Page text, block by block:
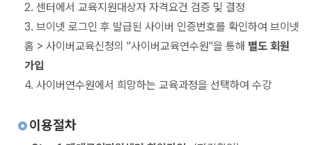
2. 센터에서 교육지원대상자 자격요건 검증 및 결정
3. 브이넷 로그인 후 발급된 사이버 인증번호를 확인하여 브이넷
홈 > 사이버교육신청의 "사이버교육연수원"을 통해 별도 회원
가입
4. 사이버연수원에서 희망하는 교육과정을 선택하여 수강
이용절차